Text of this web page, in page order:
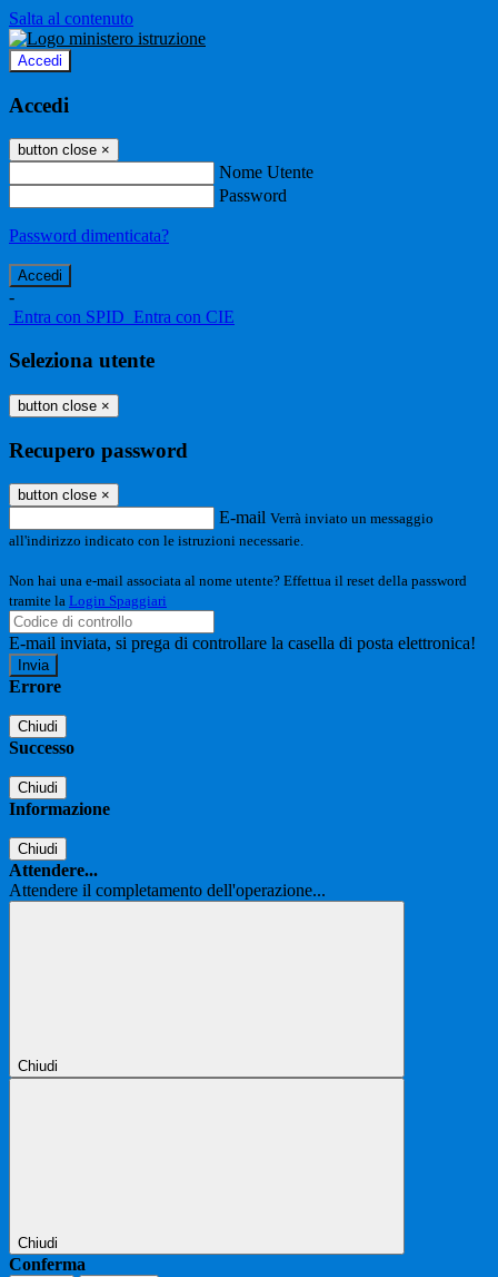
Salta al contenuto
Accedi
Accedi
button close ×
Nome Utente
Password
Password dimenticata?
-
Entra con SPID Entra con CIE
Seleziona utente
button close ×
Recupero password
button close ×
E-mail Verrà inviato un messaggio
all'indirizzo indicato con le istruzioni necessarie.
Non hai una e-mail associata al nome utente? Effettua il reset della password
tramite la Login Spaggiari
E-mail inviata, si prega di controllare la casella di posta elettronica!
Errore
Chiudi
Successo
Chiudi
Informazione
Chiudi
Attendere...
Attendere il completamento dell'operazione...
Chiudi
Chiudi
Conferma